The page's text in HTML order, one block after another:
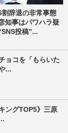
辞退の非常事態
知事はパワハラ疑
投稿”...
ョコを「もらいた
...
ングTOP5》三原